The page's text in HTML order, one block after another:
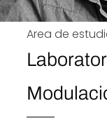
Area de